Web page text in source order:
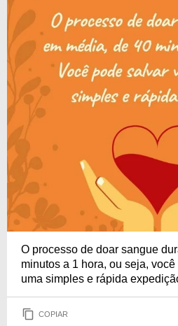
O processo de doar sangue
minutos a 1 hora, ou seja,
uma simples e rápida
COPIAR